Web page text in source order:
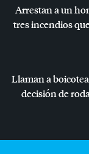
Arrestan a un
tres incendios
Llaman a
decisión de